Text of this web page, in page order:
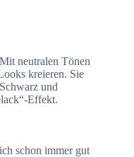
neutralen Tönen
kreieren. Sie
und
Effekt.
schon immer gut